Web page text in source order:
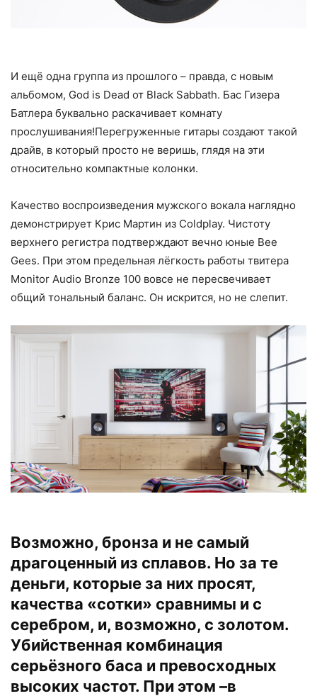
И ещё одна группа из прошлого – правда, с новым
альбомом, God is Dead от Black Sabbath. Бас Гизера
Батлера буквально раскачивает комнату
прослушивания!Перегруженные гитары создают такой
драйв, в который просто не веришь, глядя на эти
относительно компактные колонки.
Качество воспроизведения мужского вокала наглядно
демонстрирует Крис Мартин из Coldplay. Чистоту
верхнего регистра подтверждают вечно юные Bee
Gees. При этом предельная лёгкость работы твитера
Monitor Audio Bronze 100 вовсе не пересвечивает
общий тональный баланс. Он искрится, но не слепит.
Возможно, бронза и не самый
драгоценный из сплавов. Но за те
деньги, которые за них просят,
качества «сотки» сравнимы и с
серебром, и, возможно, с золотом.
Убийственная комбинация
серьёзного баса и превосходных
высоких частот. При этом –в